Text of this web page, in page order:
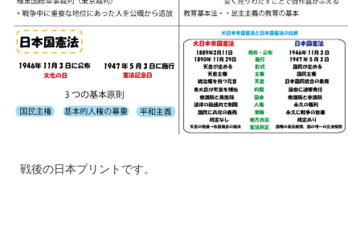
戦後の日本プリントです。